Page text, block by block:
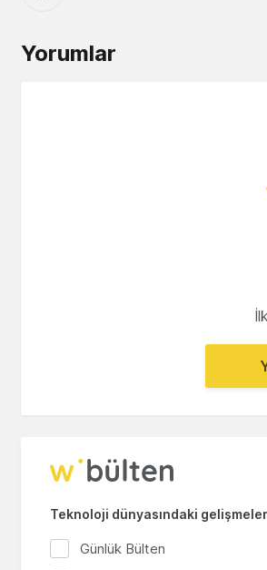
Yorumlar
Teknoloji dünyasındaki
Günlük Bülten